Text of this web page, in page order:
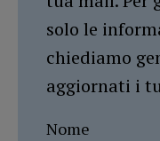
solo le
chiediamo
aggiornati i
Nome